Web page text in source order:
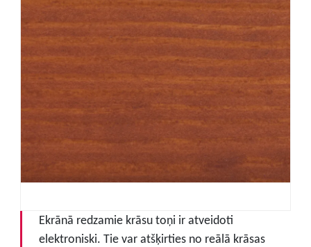
Ekrānā redzamie krāsu toņi ir atveidoti
elektroniski. Tie var atšķirties no reālā krāsas